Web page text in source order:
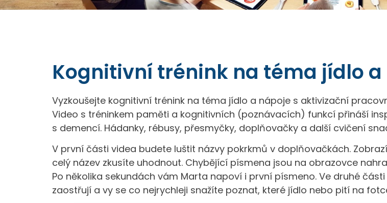
Kognitivní trénink na téma jídlo
Vyzkoušejte kognitivní trénink na téma jídlo a nápoje s aktivizační
Video s tréninkem paměti a kognitivních (poznávacích) funkcí přináší
s demencí. Hádanky, rébusy, přesmyčky, doplňovačky a další cvičení
V první části videa budete luštit názvy pokrkmů v doplňovačkách.
celý název zkusíte uhodnout. Chybějící písmena jsou na obrazovce
Po několika sekundách vám Marta napoví i první písmeno. Ve druhé
zaostřují a vy se co nejrychleji snažíte poznat, které jídlo nebo pití na